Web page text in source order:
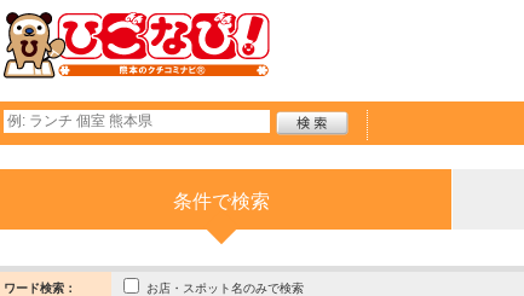
条件で検索
ワード検索： お店・スポット名のみで検索